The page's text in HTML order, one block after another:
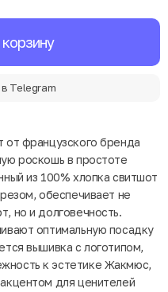
Telegram
от французского бренда
роскошь в простоте
из 100% хлопка свитшот
обеспечивает не
но и долговечность.
оптимальную посадку
вышивка с логотипом,
к эстетике Жакмюс,
для ценителей